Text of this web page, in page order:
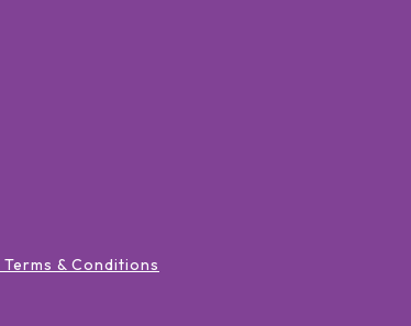
& Conditions